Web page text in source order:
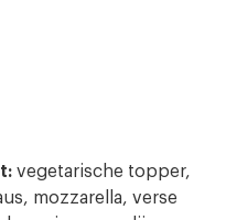
vegetarische topper,
mozzarella, verse